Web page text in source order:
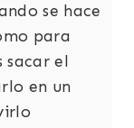
se hace
para
sacar el
en un